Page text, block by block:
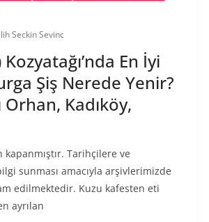
Seckin Sevinc
En İyi
Şiş Nerede Yenir?
Orhan, Kadıköy,
kapanmıştır. Tarihçilere ve
sunması amacıyla arşivlerimizde
edilmektedir. Kuzu kafesten eti
ayrılan